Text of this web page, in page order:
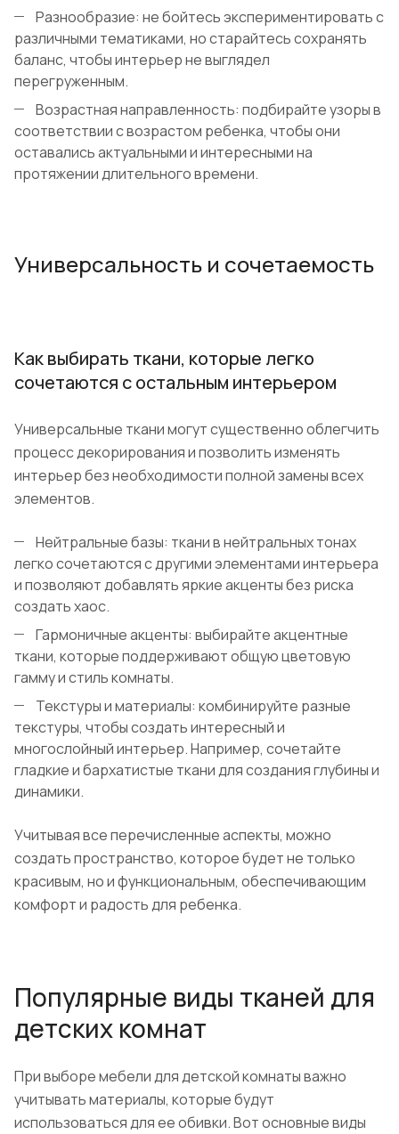
Разнообразие: не бойтесь экспериментировать с
различными тематиками, но старайтесь сохранять
баланс, чтобы интерьер не выглядел
перегруженным.
Возрастная направленность: подбирайте узоры в
соответствии с возрастом ребенка, чтобы они
оставались актуальными и интересными на
протяжении длительного времени.
Универсальность и сочетаемость
Как выбирать ткани, которые легко
сочетаются с остальным интерьером
Универсальные ткани могут существенно облегчить
процесс декорирования и позволить изменять
интерьер без необходимости полной замены всех
элементов.
Нейтральные базы: ткани в нейтральных тонах
легко сочетаются с другими элементами интерьера
и позволяют добавлять яркие акценты без риска
создать хаос.
Гармоничные акценты: выбирайте акцентные
ткани, которые поддерживают общую цветовую
гамму и стиль комнаты.
Текстуры и материалы: комбинируйте разные
текстуры, чтобы создать интересный и
многослойный интерьер. Например, сочетайте
гладкие и бархатистые ткани для создания глубины и
динамики.
Учитывая все перечисленные аспекты, можно
создать пространство, которое будет не только
красивым, но и функциональным, обеспечивающим
комфорт и радость для ребенка.
Популярные виды тканей для
детских комнат
При выборе мебели для детской комнаты важно
учитывать материалы, которые будут
использоваться для ее обивки. Вот основные виды